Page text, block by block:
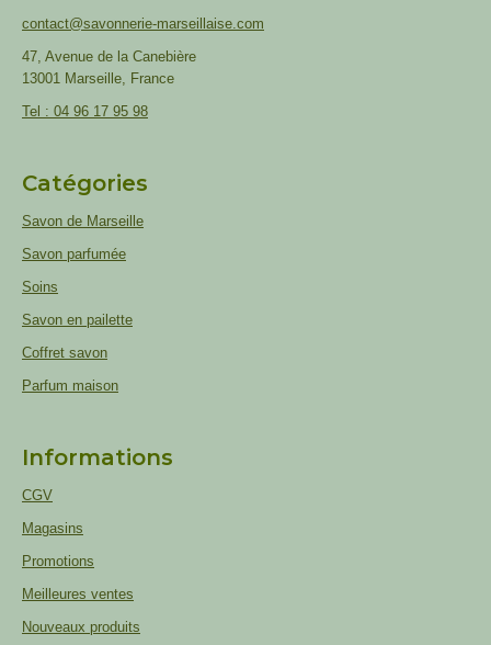
contact@savonnerie-marseillaise.com
47, Avenue de la Canebière
13001 Marseille, France
Tel : 04 96 17 95 98
Catégories
Savon de Marseille
Savon parfumée
Soins
Savon en pailette
Coffret savon
Parfum maison
Informations
CGV
Magasins
Promotions
Meilleures ventes
Nouveaux produits